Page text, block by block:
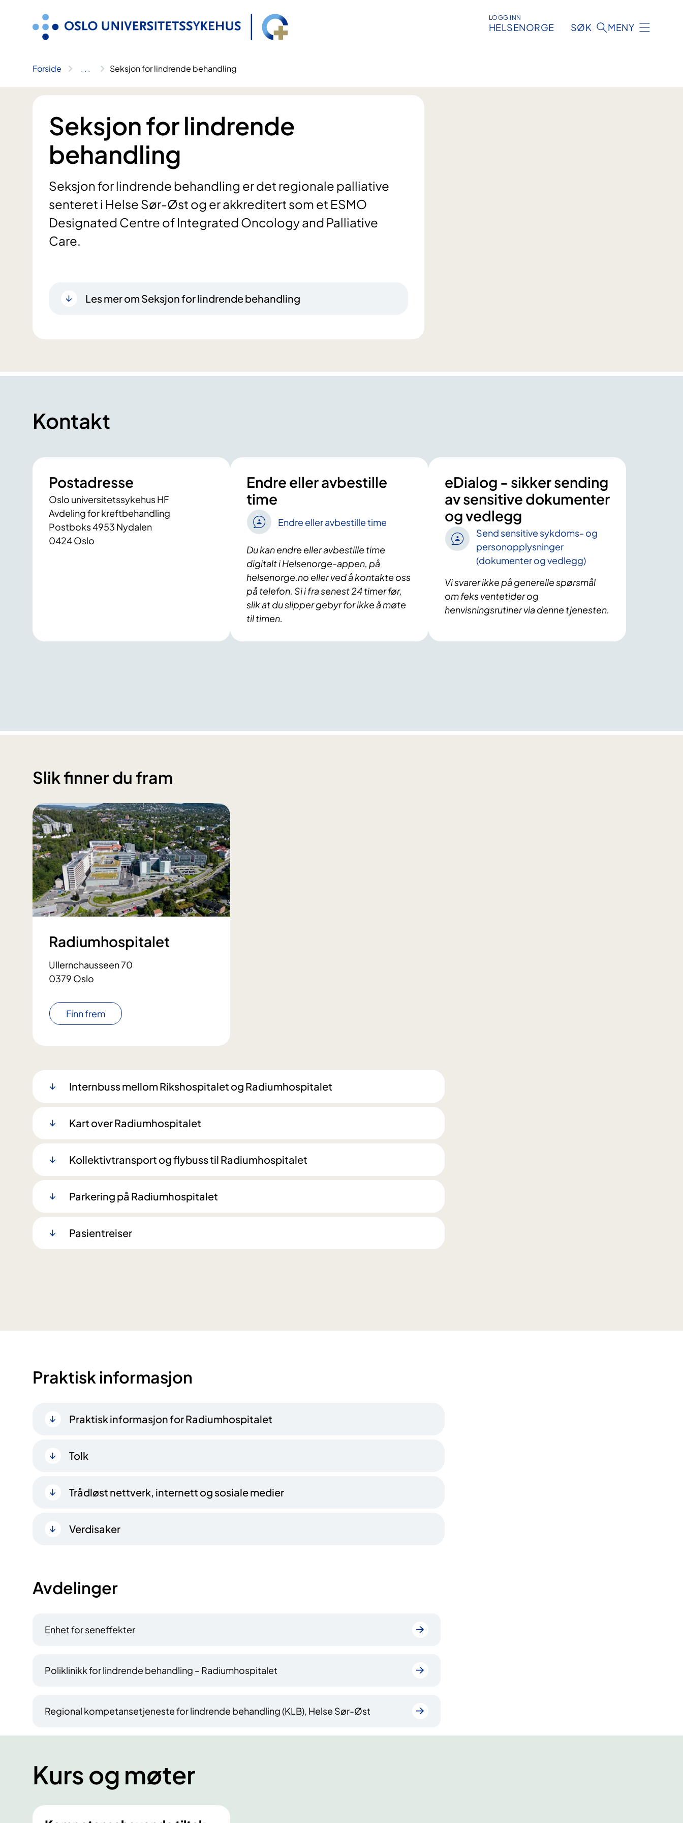
LOGG INN
HELSENORGE SØK MENY
Forside .. . Seksjon for lindrende behandling
Seksjon for lindrende
behandling
Seksjon for lindrende behandling er det regionale palliative
senteret i Helse Sør-Øst og er akkreditert som et ESMO
Designated Centre of Integrated Oncology and Palliative
Care.
Les mer om Seksjon for lindrende behandling
Kontakt
Postadresse
Oslo universitetssykehus HF
Avdeling for kreftbehandling
Postboks 4953 Nydalen
0424 Oslo
Endre eller avbestille
time
Endre eller avbestille time
Du kan endre eller avbestille time
digitalt i Helsenorge-appen, på
helsenorge.no eller ved å kontakte oss
på telefon. Si i fra senest 24 timer før,
slik at du slipper gebyr for ikke å møte
til timen.
eDialog - sikker sending
av sensitive dokumenter
og vedlegg
Send sensitive sykdoms- og
personopplysninger
(dokumenter og vedlegg)
Vi svarer ikke på generelle spørsmål
om feks ventetider og
henvisningsrutiner via denne tjenesten.
Slik finner du fram
Radiumhospitalet
Ullernchausseen 70
0379 Oslo
Finn frem
Internbuss mellom Rikshospitalet og Radiumhospitalet
Kart over Radiumhospitalet
Kollektivtransport og flybuss til Radiumhospitalet
Parkering på Radiumhospitalet
Pasientreiser
Praktisk informasjon
Praktisk informasjon for Radiumhospitalet
Tolk
Trådløst nettverk, internett og sosiale medier
Verdisaker
Avdelinger
Enhet for seneffekter
Poliklinikk for lindrende behandling – Radiumhospitalet
Regional kompetansetjeneste for lindrende behandling (KLB), Helse Sør-Øst
Kurs og møter